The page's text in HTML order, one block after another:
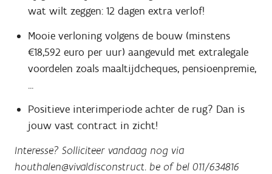
wat wilt zeggen: 12 dagen extra verlof!
Mooie verloning volgens de bouw (minstens
€18,592 euro per uur) aangevuld met extralegale
voordelen zoals maaltijdcheques, pensioenpremie,
...
Positieve interimperiode achter de rug? Dan is
jouw vast contract in zicht!
Interesse? Solliciteer vandaag nog via
houthalen@vivaldisconstruct. be of bel 011/634816